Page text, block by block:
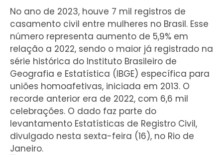
No ano de 2023, houve 7 mil registros de
casamento civil entre mulheres no Brasil. Esse
número representa aumento de 5,9% em
relação a 2022, sendo o maior já registrado na
série histórica do Instituto Brasileiro de
Geografia e Estatística (IBGE) específica para
uniões homoafetivas, iniciada em 2013. O
recorde anterior era de 2022, com 6,6 mil
celebrações. O dado faz parte do
levantamento Estatísticas de Registro Civil,
divulgado nesta sexta-feira (16), no Rio de
Janeiro.